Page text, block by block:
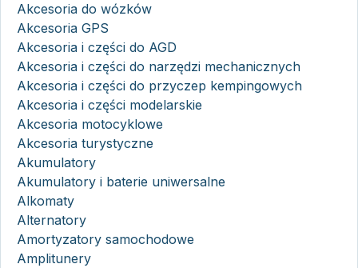
Akcesoria do wózków
Akcesoria GPS
Akcesoria i części do AGD
Akcesoria i części do narzędzi mechanicznych
Akcesoria i części do przyczep kempingowych
Akcesoria i części modelarskie
Akcesoria motocyklowe
Akcesoria turystyczne
Akumulatory
Akumulatory i baterie uniwersalne
Alkomaty
Alternatory
Amortyzatory samochodowe
Amplitunery